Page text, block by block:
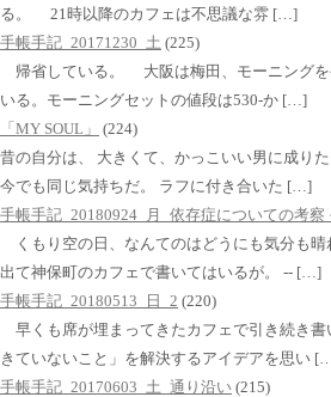
る。 21時以降のカフェは不思議な雰 […]
手帳手記_20171230_土 (225)
帰省している。 大阪は梅田、モーニングを
いる。モーニングセットの値段は530-か […]
「MY SOUL」
(224)
昔の自分は、 大きくて、かっこいい男に成りた
今でも同じ気持ちだ。 ラフに付き合いた […]
手帳手記_20180924_月_依存症についての考
くもり空の日、なんてのはどうにも気分も晴
出て神保町のカフェで書いてはいるが。 -- […]
手帳手記_20180513_日_2 (220)
早くも席が埋まってきたカフェで引き続き書
きていないこと」を解決するアイデアを思い
手帳手記_20170603_土_通り沿い (215)